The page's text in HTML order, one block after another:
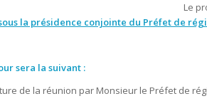
Le
la présidence conjointe du Préfet de
sera la suivant :
de la réunion par Monsieur le Préfet de